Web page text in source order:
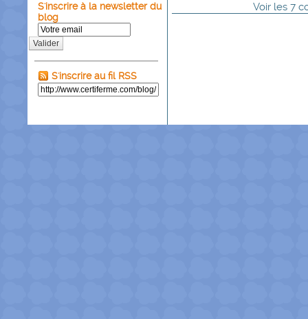
S'inscrire à la newsletter du
blog
Valider
S'inscrire au fil RSS
Voir les 7